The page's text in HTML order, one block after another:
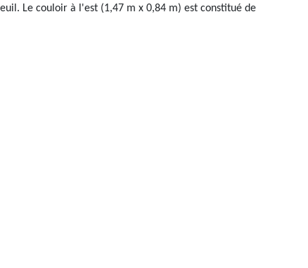
Le couloir à l'est (1,47 m x 0,84 m) est constitué de